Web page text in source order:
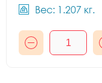
Вес: 1.207 кг.